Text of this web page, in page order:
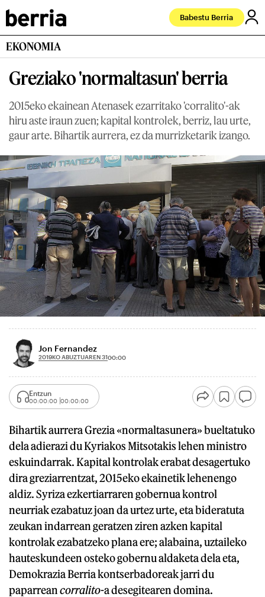
Babestu Berria
EKONOMIA
Greziako 'normaltasun' berria
2015eko ekainean Atenasek ezarritako 'corralito'-ak
hiru aste iraun zuen; kapital kontrolek, berriz, lau urte,
gaur arte. Bihartik aurrera, ez da murrizketarik izango.
Jon Fernandez
2019KO ABUZTUAREN 3100:00
Entzun
00:00:00 00:00:00
Bihartik aurrera Grezia «normaltasunera» bueltatuko
dela adierazi du Kyriakos Mitsotakis lehen ministro
eskuindarrak. Kapital kontrolak erabat desagertuko
dira greziarrentzat, 2015eko ekainetik lehenengo
aldiz. Syriza ezkertiarraren gobernua kontrol
neurriak ezabatuz joan da urtez urte, eta bideratuta
zeukan indarrean geratzen ziren azken kapital
kontrolak ezabatzeko plana ere; alabaina, uztaileko
hauteskundeen osteko gobernu aldaketa dela eta,
Demokrazia Berria kontserbadoreak jarri du
paparreancorralito-a desegitearen domina.